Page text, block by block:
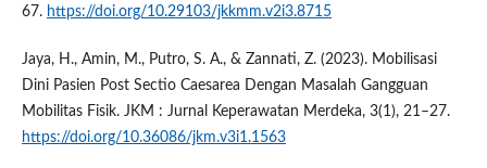
67. https://doi.org/10.29103/jkkmm.v2i3.8715
Jaya, H., Amin, M., Putro, S. A., & Zannati, Z. (2023). Mobilisasi
Dini Pasien Post Sectio Caesarea Dengan Masalah Gangguan
Mobilitas Fisik. JKM : Jurnal Keperawatan Merdeka, 3(1), 21–27.
https://doi.org/10.36086/jkm.v3i1.1563